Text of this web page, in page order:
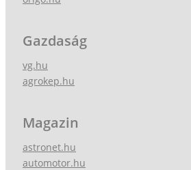
Gazdaság
vg.hu
agrokep.hu
Magazin
astronet.hu
automotor.hu